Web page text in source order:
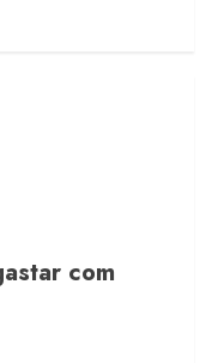
com
Movimento